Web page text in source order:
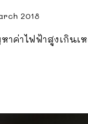
2018
าค่าไฟฟ้าสูงเกินเ